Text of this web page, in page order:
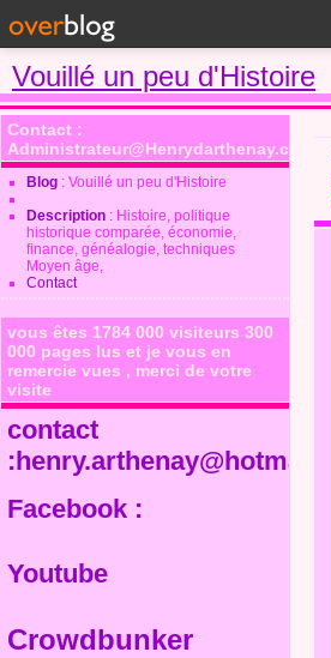
Vouillé un peu d'Histoire
Contact :
Administrateur@Henrydarthenay.com
Blog : Vouillé un peu d'Histoire
Description : Histoire, politique
historique comparée, économie,
finance, généalogie, techniques
Moyen âge,
Contact
vous êtes 1784 000 visiteurs 300
000 pages lus et je vous en
remercie vues , merci de votre
visite
contact
:henry.arthenay@hotmail.fr
Facebook :
Youtube
Crowdbunker